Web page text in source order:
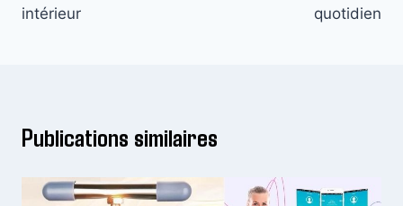
intérieur
quotidien
Publications similaires